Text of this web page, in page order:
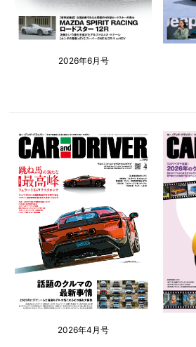
2026年6月号
2026年4月号